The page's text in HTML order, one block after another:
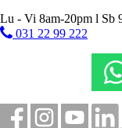
Lu - Vi 8am-20pm l Sb
031 22 99 222